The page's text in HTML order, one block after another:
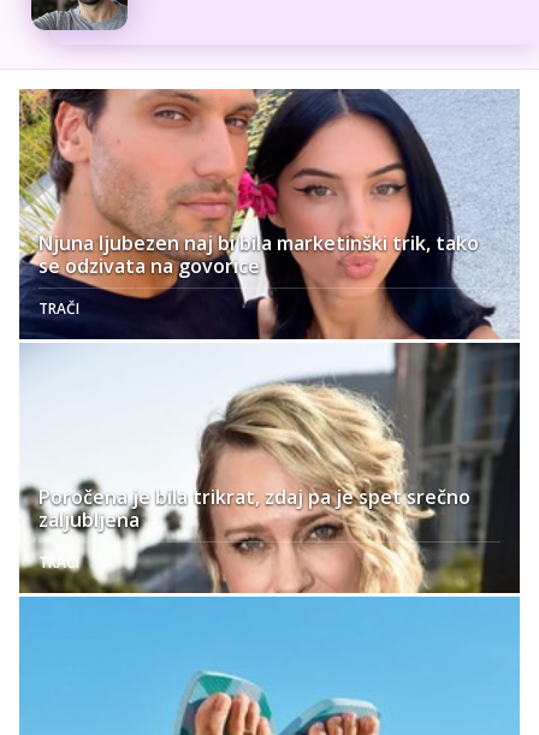
Njuna ljubezen naj bi bila marketinški trik, tako
se odzivata na govorice
TRAČI
Poročena je bila trikrat, zdaj pa je spet srečno
zaljubljena
TRAČI